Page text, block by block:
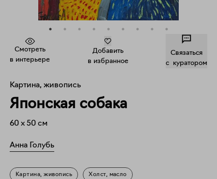
Смотреть
в интерьере
Добавить
в избранное
Связаться
c куратором
Картина, живопись
Японская собака
60 x 50 см
Анна Голубь
Картина, живопись Холст, масло